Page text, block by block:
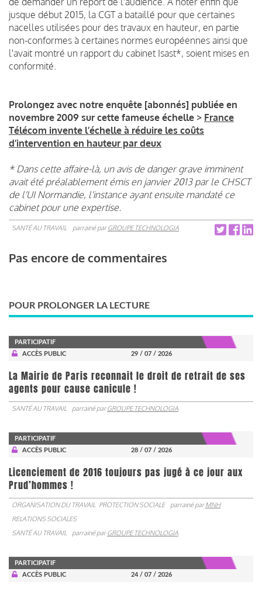
jusque début 2015, la CGT a bataillé pour que certaines
nacelles utilisées pour des travaux en hauteur, en partie
non-conformes à certaines normes européennes ainsi que
l'avait montré un rapport du cabinet Isast*, soient mises en
conformité.
Prolongez avec notre enquête [abonnés] publiée en
novembre 2009 sur cette fameuse échelle > France
Télécom invente l’échelle à réduire les coûts
d’intervention en hauteur par deux
* Dans cette affaire-là, un avis de danger grave imminent
avait été préalablement émis en janvier 2013 par le CHSCT
de l'UI Normandie, l'instance ayant ensuite mandaté ce
cabinet pour une expertise.
SANTÉ AU TRAVAIL parrainé parGROUPE TECHNOLOGIA
Pas encore de commentaires
POUR PROLONGER LA LECTURE
PARTICIPATIF
ACCÈS PUBLIC
29 / 07 / 2026
La Mairie de Paris reconnait le droit de retrait de ses
agents pour cause canicule !
SANTÉ AU TRAVAIL parrainé parGROUPE TECHNOLOGIA
PARTICIPATIF
ACCÈS PUBLIC
28 / 07 / 2026
Licenciement de 2016 toujours pas jugé à ce jour aux
Prud’hommes !
ORGANISATION DU TRAVAIL PROTECTION SOCIALE parrainé parMNH
RELATIONS SOCIALES
SANTÉ AU TRAVAIL
parrainé parGROUPE TECHNOLOGIA
PARTICIPATIF
ACCÈS PUBLIC
24 / 07 / 2026